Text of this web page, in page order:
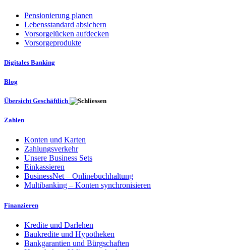
Pensionierung planen
Lebensstandard absichern
Vorsorgelücken aufdecken
Vorsorgeprodukte
Digitales Banking
Blog
Übersicht Geschäftlich
Zahlen
Konten und Karten
Zahlungsverkehr
Unsere Business Sets
Einkassieren
BusinessNet – Onlinebuchhaltung
Multibanking – Konten synchronisieren
Finanzieren
Kredite und Darlehen
Baukredite und Hypotheken
Bankgarantien und Bürgschaften